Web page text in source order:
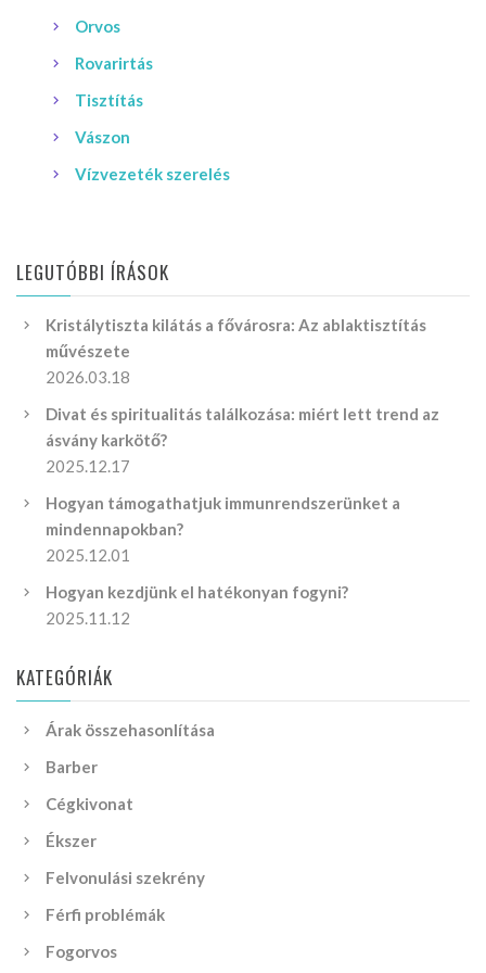
Orvos
Rovarirtás
Tisztítás
Vászon
Vízvezeték szerelés
LEGUTÓBBI ÍRÁSOK
Kristálytiszta kilátás a fővárosra: Az ablaktisztítás
művészete
2026.03.18
Divat és spiritualitás találkozása: miért lett trend az
ásvány karkötő?
2025.12.17
Hogyan támogathatjuk immunrendszerünket a
mindennapokban?
2025.12.01
Hogyan kezdjünk el hatékonyan fogyni?
2025.11.12
KATEGÓRIÁK
Árak összehasonlítása
Barber
Cégkivonat
Ékszer
Felvonulási szekrény
Férfi problémák
Fogorvos